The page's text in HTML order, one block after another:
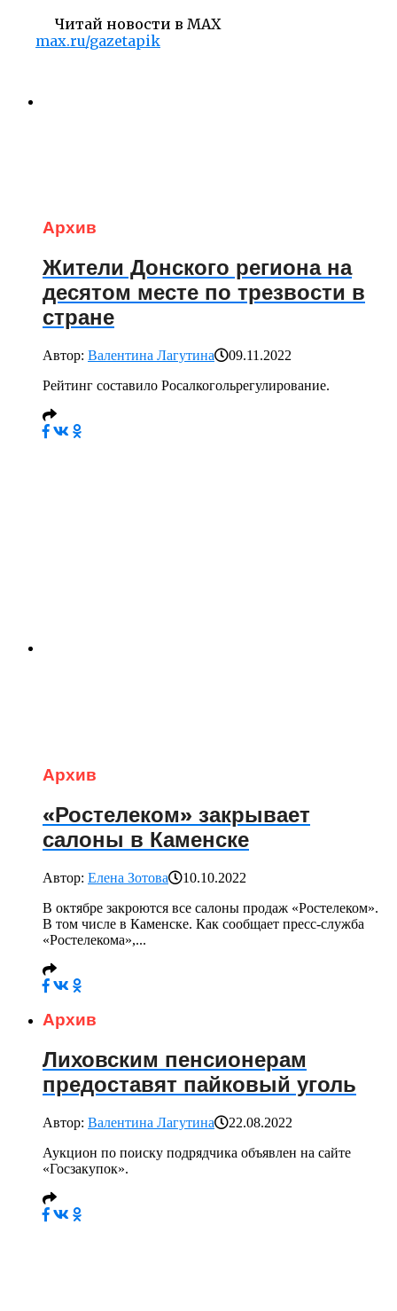
Читай новости в MAX
max.ru/gazetapik
Архив
Жители Донского региона на
десятом месте по трезвости в
стране
Автор: Валентина Лагутина
09.11.2022
Рейтинг составило Росалкогольрегулирование.
Архив
«Ростелеком» закрывает
салоны в Каменске
Автор: Елена Зотова
10.10.2022
В октябре закроются все салоны продаж «Ростелеком».
В том числе в Каменске. Как сообщает пресс-служба
«Ростелекома»,...
Архив
Лиховским пенсионерам
предоставят пайковый уголь
Автор: Валентина Лагутина
22.08.2022
Аукцион по поиску подрядчика объявлен на сайте
«Госзакупок».